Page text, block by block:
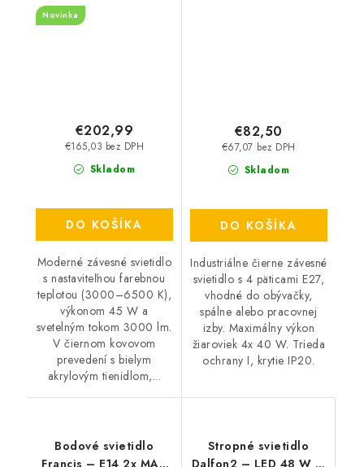
Novinka
Skladom
€165,03 bez DPH
€202,99
DO KOŠÍKA
Moderné závesné svietidlo
s nastaviteľnou farebnou
teplotou (3000–6500 K),
výkonom 45 W a
svetelným tokom 3000 lm.
V čiernom kovovom
prevedení s bielym
akrylovým tienidlom,...
Skladom
€67,07 bez DPH
€82,50
DO KOŠÍKA
Industriálne čierne závesné
svietidlo s 4 päticami E27,
vhodné do obývačky,
spálne alebo pracovnej
izby. Maximálny výkon
žiaroviek 4x 40 W. Trieda
ochrany I, krytie IP20.
Bodové svietidlo
Stropné svietidlo